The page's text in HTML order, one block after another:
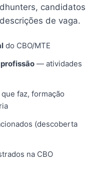
candidatos
de vaga.
do CBO/MTE
— atividades
que faz, formação
(descoberta
na CBO